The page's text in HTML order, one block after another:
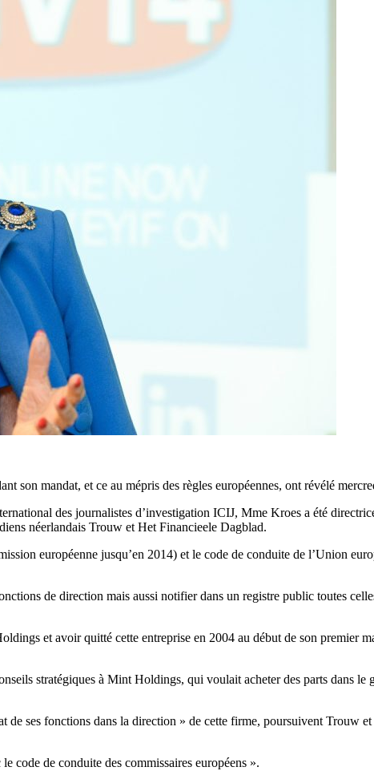
son mandat, et ce au mépris des règles européennes, ont révélé
des journalistes d’investigation ICIJ, Mme Kroes a été
néerlandais Trouw et Het Financieele Dagblad.
européenne jusqu’en 2014) et le code de conduite de l’Union
de direction mais aussi notifier dans un registre public toutes
et avoir quitté cette entreprise en 2004 au début de son premier
stratégiques à Mint Holdings, qui voulait acheter des parts dans le
ses fonctions dans la direction » de cette firme, poursuivent Trouw
code de conduite des commissaires européens ».